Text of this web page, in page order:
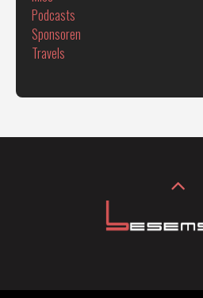
Podcasts
Sponsoren
Travels